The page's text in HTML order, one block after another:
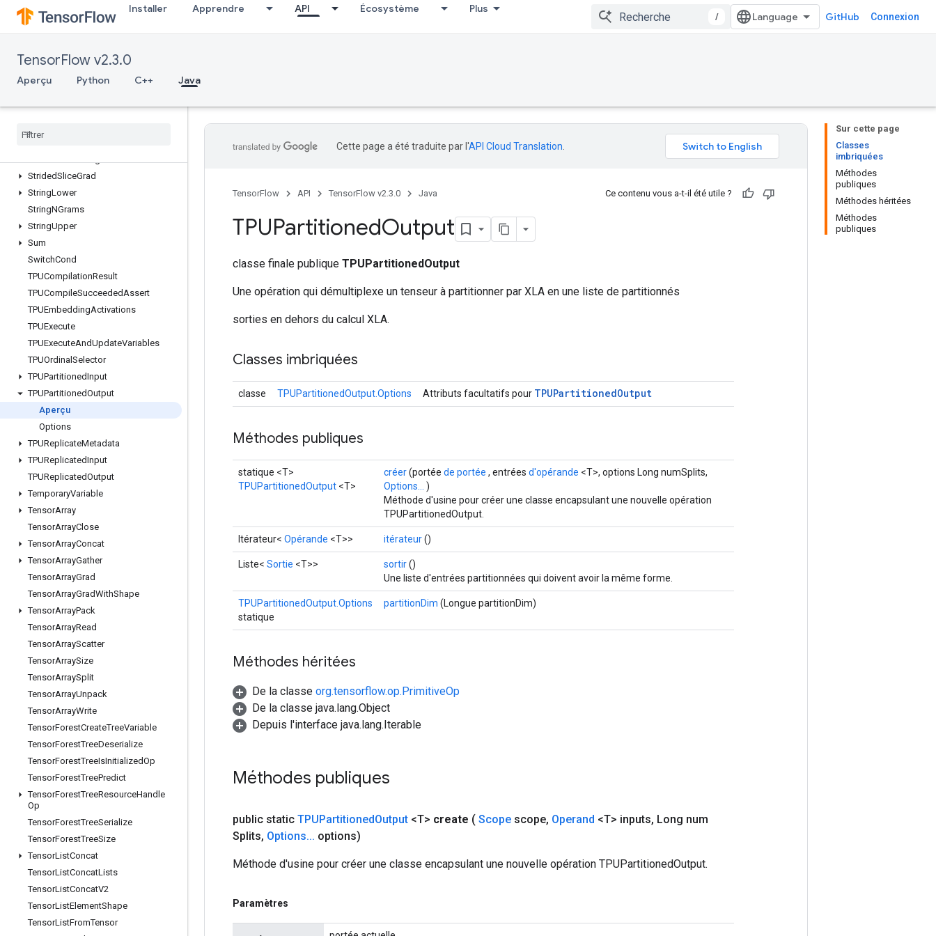
Installer Apprendre API Écosystème Plus
/ GitHub Connexion
TensorFlow v2.3.0
Aperçu Python C++ Java
StatelessRandomBinomial
StatelessRandomGammaV2
StatelessRandomUniformFullInt
StatelessSampleDistortedBoundingBox
StatsAggregatorSetSummaryWriter
StridedSliceGrad
StringLower
StringNGrams
StringUpper
Sum
SwitchCond
TPUCompilationResult
TPUCompileSucceededAssert
TPUEmbeddingActivations
TPUExecute
TPUExecuteAndUpdateVariables
TPUOrdinal Selector
TPUPartitionedInput
TPUPartitionedOutput
Aperçu
Options
TPUReplicateMetadata
TPUReplicatedInput
TPUReplicatedOutput
TemporaryVariable
TensorArray
TensorArrayClose
TensorArrayConcat
TensorArrayGather
TensorArrayGrad
TensorArrayGradWithShape
TensorArrayPack
TensorArrayRead
TensorArrayScatter
TensorArraySize
TensorArraySplit
TensorArrayUnpack
TensorArrayWrite
TensorForestCreateTreeVariable
TensorForestTreeDeserialize
TensorForestTreeIsInitializedOp
TensorForestTreePredict
TensorForestTreeResourceHandle
Op
TensorForestTreeSerialize
TensorForestTreeSize
TensorListConcat
TensorListConcatLists
TensorListConcatV2
TensorListElementShape
TensorListFromTensor
Sur cette page
Classes
imbriquées
Méthodes
publiques
Méthodes héritées
Méthodes
publiques
Cette page a été traduite par l'API Cloud Translation
TensorFlow API TensorFlow v2.3.0 Java Ce contenu vous a-t-il été utile ?
TPUPartitionedOutput
classe finale publique TPUPartitionedOutput
Une opération qui démultiplexe un tenseur à partitionner par XLA en une liste de partitionnés
sorties en dehors du calcul XLA.
Classes imbriquées
classe TPUPartitionedOutput.Options Attributs facultatifs pour TPUPartitionedOutput
Méthodes publiques
statique <T>
TPUPartitionedOutput <T>
créer(portée de portée , entrées d'opérande <T>, options Long numSplits,
Options...
)
Méthode d'usine pour créer une classe encapsulant une nouvelle opération
TPUPartitionedOutput.
Itérateur< Opérande <T>> itérateur()
Liste< Sortie <T>> sortir()
Une liste d'entrées partitionnées qui doivent avoir la même forme.
TPUPartitionedOutput.Options
statique
partitionDim (Longue partitionDim)
Méthodes héritées
De la classe org.tensorflow.op.PrimitiveOp
De la classe java.lang.Object
Depuis l'interface java.lang.Iterable
Méthodes publiques
public static TPUPartitionedOutput <T> create ( Scope scope, Operand <T> inputs, Long num
Splits, Options... options)
Méthode d'usine pour créer une classe encapsulant une nouvelle opération TPUPartitionedOutput.
Paramètres